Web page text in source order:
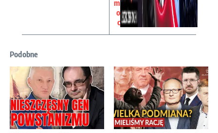
m
o
c
Podobne